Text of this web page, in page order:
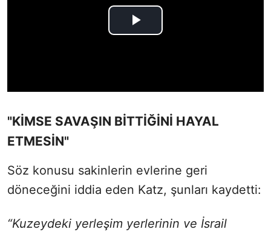
"KİMSE SAVAŞIN BİTTİĞİNİ HAYAL
ETMESİN"
Söz konusu sakinlerin evlerine geri
döneceğini iddia eden Katz, şunları kaydetti:
“Kuzeydeki yerleşim yerlerinin ve İsrail